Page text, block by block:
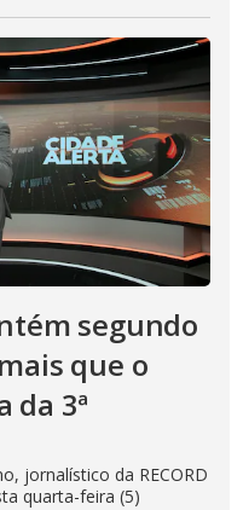
segundo
que o
da 3ª
jornalístico da RECORD
quarta-feira (5)